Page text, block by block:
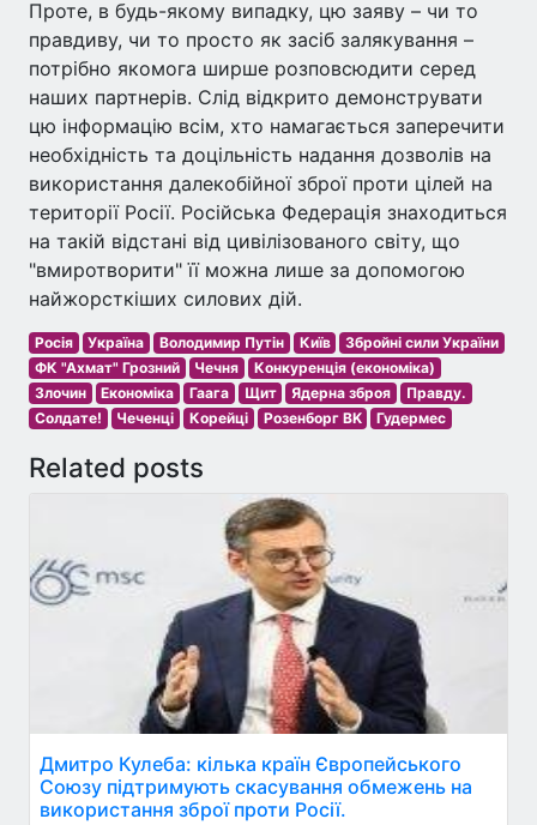
Проте, в будь-якому випадку, цю заяву – чи то
правдиву, чи то просто як засіб залякування –
потрібно якомога ширше розповсюдити серед
наших партнерів. Слід відкрито демонструвати
цю інформацію всім, хто намагається заперечити
необхідність та доцільність надання дозволів на
використання далекобійної зброї проти цілей на
території Росії. Російська Федерація знаходиться
на такій відстані від цивілізованого світу, що
"вмиротворити" її можна лише за допомогою
найжорсткіших силових дій.
Росія Україна Володимир Путін Київ
Збройні сили України
ФК "Ахмат" Грозний
Чечня
Конкуренція (економіка)
Злочин
Економіка Гаага Щит Ядерна зброя
Правду.
Солдате!
Чеченці Корейці Розенборг BK Гудермес
Related posts
Дмитро Кулеба: кілька країн Європейського
Союзу підтримують скасування обмежень на
використання зброї проти Росії.